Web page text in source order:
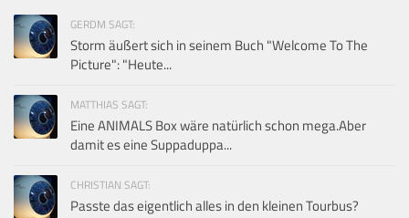
GERDM SAGT:
Storm äußert sich in seinem Buch "Welcome To The
Picture": "Heute...
MATTHIAS SAGT:
Eine ANIMALS Box wäre natürlich schon mega.Aber
damit es eine Suppaduppa...
CHRISTIAN SAGT:
Passte das eigentlich alles in den kleinen Tourbus?